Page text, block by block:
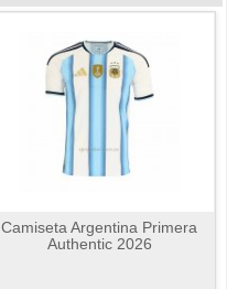
Camiseta Argentina Primera
Authentic 2026